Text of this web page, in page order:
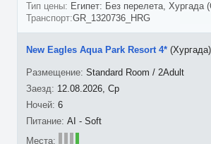
Египет: Без перелета, Хургада
GR_1320736_HRG
12.08.2026, Ср
6
New Eagles Aqua Park Resort 4* (Хургада)
Standard Room / 2Adult
AI - Soft